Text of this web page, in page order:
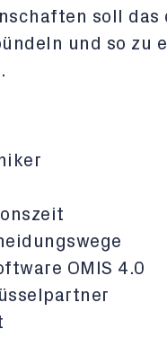
soll
und so zu
OMIS 4.0